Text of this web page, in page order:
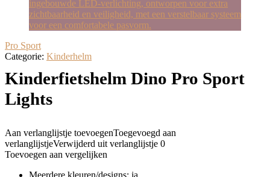
Pro Sport
Categorie: Kinderhelm
Kinderfietshelm Dino Pro Sport
Lights
Aan verlanglijstje toevoegenToegevoegd aan
verlanglijstjeVerwijderd uit verlanglijstje 0
Toevoegen aan vergelijken
Meerdere kleuren/designs: ja